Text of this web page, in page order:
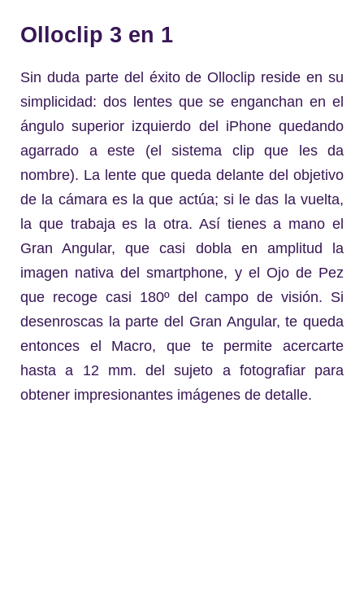
Olloclip 3 en 1
Sin duda parte del éxito de Olloclip reside en su
simplicidad: dos lentes que se enganchan en el
ángulo superior izquierdo del iPhone quedando
agarrado a este (el sistema clip que les da
nombre). La lente que queda delante del objetivo
de la cámara es la que actúa; si le das la vuelta,
la que trabaja es la otra. Así tienes a mano el
Gran Angular, que casi dobla en amplitud la
imagen nativa del smartphone, y el Ojo de Pez
que recoge casi 180º del campo de visión. Si
desenroscas la parte del Gran Angular, te queda
entonces el Macro, que te permite acercarte
hasta a 12 mm. del sujeto a fotografiar para
obtener impresionantes imágenes de detalle.